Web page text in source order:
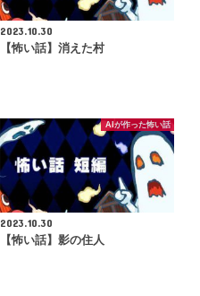
2023.10.30
【怖い話】消えた村
AIが作った怖い話
2023.10.30
【怖い話】影の住人